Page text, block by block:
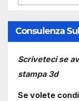
Consulenza
Scriveteci se
stampa 3d
Se volete